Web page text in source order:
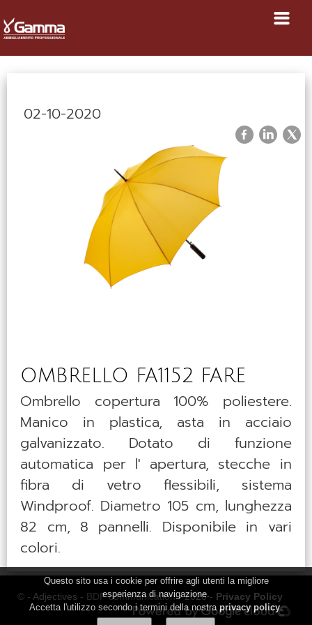
02-10-2020
OMBRELLO FA1152 FARE
Ombrello copertura 100% poliestere.
Manico in plastica, asta in acciaio
galvanizzato. Dotato di funzione
automatica per l′ apertura, stecche in
fibra di vetro flessibili, sistema
Windproof. Diametro 105 cm, lunghezza
82 cm, 8 pannelli. Disponibile in vari
colori.
© - Adjectives - BDF communication- 2026 - Privacy Policy
Questo sito usa i cookie per offrire agli utenti la migliore
esperienza di navigazione.
Accetta l'utilizzo secondo i termini della nostra privacy policy.